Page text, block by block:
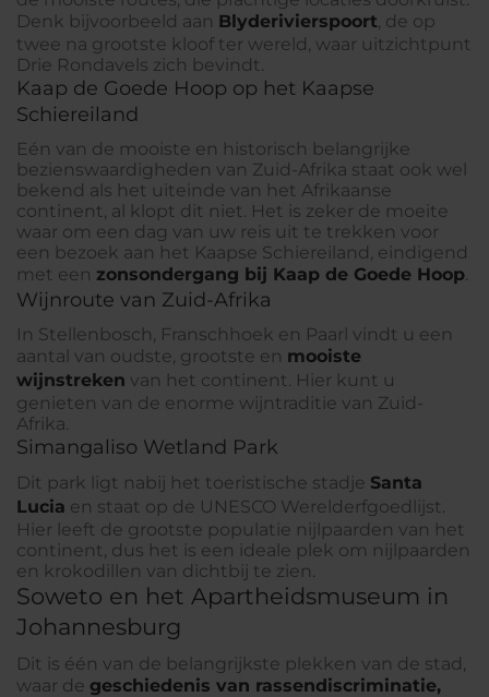
Denk bijvoorbeeld aan Blyderivierspoort, de op
twee na grootste kloof ter wereld, waar uitzichtpunt
Drie Rondavels zich bevindt.
Kaap de Goede Hoop op het Kaapse
Schiereiland
Eén van de mooiste en historisch belangrijke
bezienswaardigheden van Zuid-Afrika staat ook wel
bekend als het uiteinde van het Afrikaanse
continent, al klopt dit niet. Het is zeker de moeite
waar om een dag van uw reis uit te trekken voor
een bezoek aan het Kaapse Schiereiland, eindigend
met een zonsondergang bij Kaap de Goede Hoop.
Wijnroute van Zuid-Afrika
In Stellenbosch, Franschhoek en Paarl vindt u een
aantal van oudste, grootste en mooiste
wijnstreken van het continent. Hier kunt u
genieten van de enorme wijntraditie van Zuid-
Afrika.
Simangaliso Wetland Park
Dit park ligt nabij het toeristische stadje Santa
Lucia en staat op de UNESCO Werelderfgoedlijst.
Hier leeft de grootste populatie nijlpaarden van het
continent, dus het is een ideale plek om nijlpaarden
en krokodillen van dichtbij te zien.
Soweto en het Apartheidsmuseum in
Johannesburg
Dit is één van de belangrijkste plekken van de stad,
waar de geschiedenis van rassendiscriminatie,